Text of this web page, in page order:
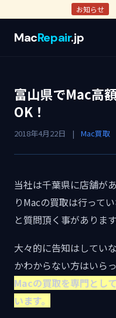
お知らせ
MacRepair.jp
富山県でMac高
OK！
2018年4月22日 | Mac買取
当社は千葉県に店舗が
りMacの買取は行って
と質問頂く事があります
大々的に告知はしてい
かわからない方はいら
Macの買取を専門とし
います。